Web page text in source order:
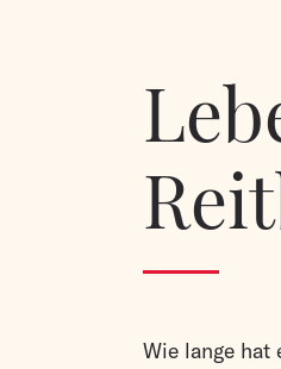
Wie lange hat